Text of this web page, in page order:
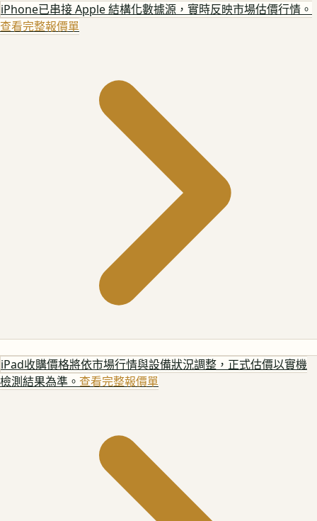
iPhone已串接 Apple 結構化數據源，實時反映市場估價行情。
查看完整報價單
iPad收購價格將依市場行情與設備狀況調整，正式估價以實機
檢測結果為準。 查看完整報價單